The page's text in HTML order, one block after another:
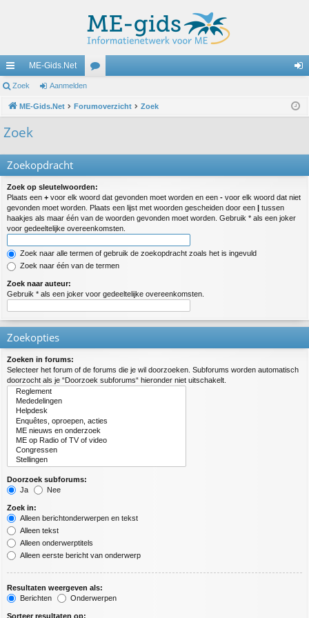
ne
lle
lin
ME-Gids.Net
u m
Zoek Aanmelden
ME-Gids.Net Forumoverzicht Zoek
Zoek
Zoekopdracht
Zoek op sleutelwoorden:
Plaats een + voor elk woord dat gevonden moet worden en een - voor elk woord dat niet
gevonden moet worden. Plaats een lijst met woorden gescheiden door een | tussen
haakjes als maar één van de woorden gevonden moet worden. Gebruik * als een joker
voor gedeeltelijke overeenkomsten.
Zoek naar alle termen of gebruik de zoekopdracht zoals het is ingevuld
Zoek naar één van de termen
Zoek naar auteur:
Gebruik * als een joker voor gedeeltelijke overeenkomsten.
Zoekopties
Zoeken in forums:
Selecteer het forum of de forums die je wil doorzoeken. Subforums worden automatisch
doorzocht als je “Doorzoek subforums“ hieronder niet uitschakelt.
Doorzoek subforums:
Ja
Nee
Zoek in:
Alleen berichtonderwerpen en tekst
Alleen tekst
Alleen onderwerptitels
Alleen eerste bericht van onderwerp
Resultaten weergeven als:
Berichten
Onderwerpen
Sorteer resultaten op: